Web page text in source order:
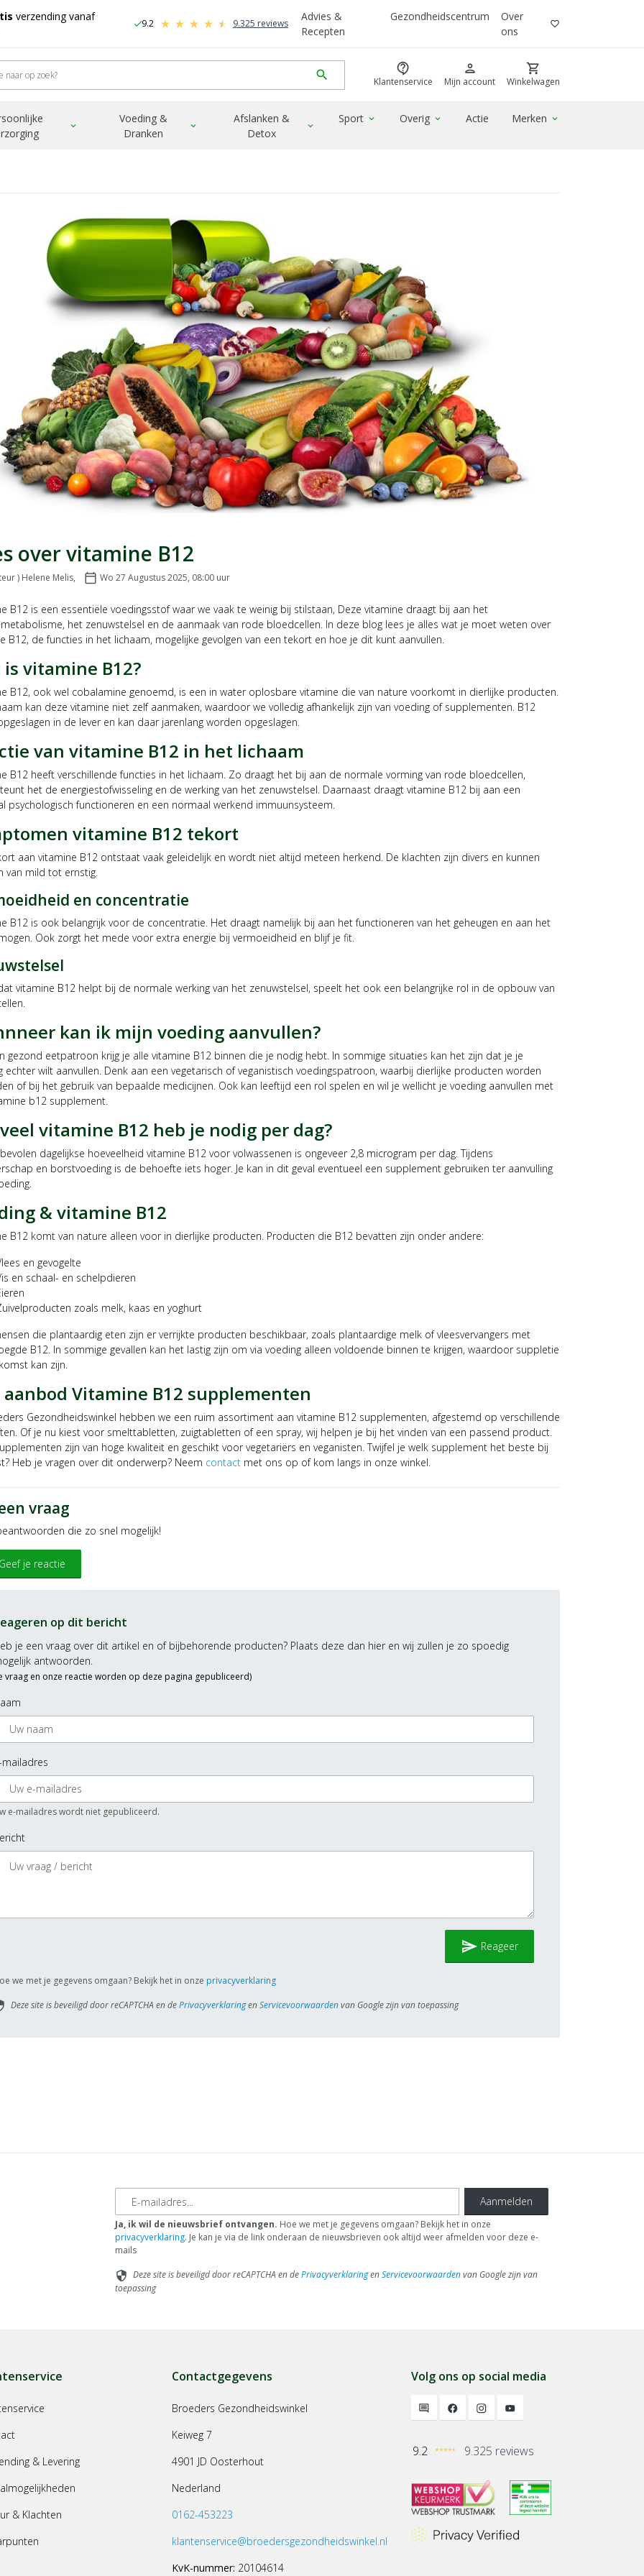
verzending vanaf
check9.2 9.325 reviews
Advies &
Recepten
Gezondheidscentrum
Over
ons
favorite_border
search contact_support
Klantenservice
person
Mijn account
shopping_cart
Winkelwagen
expand_more
Voeding &
Dranken
expand_more
Afslanken &
Detox
expand_more
Sport expand_more Overig expand_more Actie Merken expand_more
over vitamine B12
) Helene Melis, calendar_today
Geplaatst op:
Wo 27 Augustus 2025, 08:00 uur
B12 is een essentiële voedingsstof waar we vaak te weinig bij stilstaan, Deze vitamine draagt bij aan het
het zenuwstelsel en de aanmaak van rode bloedcellen. In deze blog lees je alles wat je moet weten over
B12, de functies in het lichaam, mogelijke gevolgen van een tekort en hoe je dit kunt aanvullen.
is vitamine B12?
B12, ook wel cobalamine genoemd, is een in water oplosbare vitamine die van nature voorkomt in dierlijke producten.
kan deze vitamine niet zelf aanmaken, waardoor we volledig afhankelijk zijn van voeding of supplementen. B12
in de lever en kan daar jarenlang worden opgeslagen.
van vitamine B12 in het lichaam
B12 heeft verschillende functies in het lichaam. Zo draagt het bij aan de normale vorming van rode bloedcellen,
het de energiestofwisseling en de werking van het zenuwstelsel. Daarnaast draagt vitamine B12 bij aan een
psychologisch functioneren en een normaal werkend immuunsysteem.
vitamine B12 tekort
aan vitamine B12 ontstaat vaak geleidelijk en wordt niet altijd meteen herkend. De klachten zijn divers en kunnen
van mild tot ernstig.
en concentratie
B12 is ook belangrijk voor de concentratie. Het draagt namelijk bij aan het functioneren van het geheugen en aan het
Ook zorgt het mede voor extra energie bij vermoeidheid en blijf je fit.
vitamine B12 helpt bij de normale werking van het zenuwstelsel, speelt het ook een belangrijke rol in de opbouw van
kan ik mijn voeding aanvullen?
gezond eetpatroon krijg je alle vitamine B12 binnen die je nodig hebt. In sommige situaties kan het zijn dat je je
echter wilt aanvullen. Denk aan een vegetarisch of veganistisch voedingspatroon, waarbij dierlijke producten worden
of bij het gebruik van bepaalde medicijnen. Ook kan leeftijd een rol spelen en wil je wellicht je voeding aanvullen met
b12 supplement.
vitamine B12 heb je nodig per dag?
dagelijkse hoeveelheid vitamine B12 voor volwassenen is ongeveer 2,8 microgram per dag. Tijdens
en borstvoeding is de behoefte iets hoger. Je kan in dit geval eventueel een supplement gebruiken ter aanvulling
& vitamine B12
B12 komt van nature alleen voor in dierlijke producten. Producten die B12 bevatten zijn onder andere:
en gevogelte
en schaal- en schelpdieren
zoals melk, kaas en yoghurt
die plantaardig eten zijn er verrijkte producten beschikbaar, zoals plantaardige melk of vleesvervangers met
B12. In sommige gevallen kan het lastig zijn om via voeding alleen voldoende binnen te krijgen, waardoor suppletie
kan zijn.
aanbod Vitamine B12 supplementen
Gezondheidswinkel hebben we een ruim assortiment aan vitamine B12 supplementen, afgestemd op verschillende
Of je nu kiest voor smelttabletten, zuigtabletten of een spray, wij helpen je bij het vinden van een passend product.
zijn van hoge kwaliteit en geschikt voor vegetariërs en veganisten. Twijfel je welk supplement het beste bij
Heb je vragen over dit onderwerp? Neem contact met ons op of kom langs in onze winkel.
vraag
die zo snel mogelijk!
Geef je reactie
op dit bericht
je een vraag over dit artikel en of bijbehorende producten? Plaats deze dan hier en wij zullen je zo spoedig
antwoorden.
vraag en onze reactie worden op deze pagina gepubliceerd)
mailadres
e-mailadres wordt niet gepubliceerd.
send Reageer
we met je gegevens omgaan? Bekijk het in onze privacyverklaring
Deze site is beveiligd door reCAPTCHA en dePrivacyverklaringenServicevoorwaardenvan Google zijn van toepassing
E-mailadres Aanmelden
Ja, ik wil de nieuwsbrief ontvangen. Hoe we met je gegevens omgaan? Bekijk het in onze
privacyverklaring. Je kan je via de link onderaan de nieuwsbrieven ook altijd weer afmelden voor deze e-
mails
security Deze site is beveiligd door reCAPTCHA en dePrivacyverklaringenServicevoorwaardenvan Google zijn van
toepassing
& Levering
& Klachten
Contactgegevens
Broeders Gezondheidswinkel
Keiweg 7
4901 JD Oosterhout
Nederland
0162-453223
klantenservice@broedersgezondheidswinkel.nl
KvK-nummer: 20104614
Volg ons op social media
9.2 9.325 reviews